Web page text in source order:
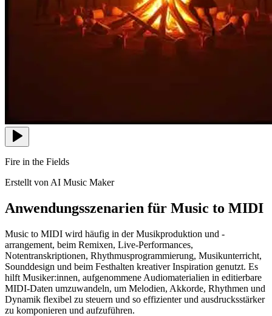
Fire in the Fields
Erstellt von AI Music Maker
Anwendungs­szenarien für Music to MIDI
Music to MIDI wird häufig in der Musikproduktion und -
arrangement, beim Remixen, Live-Performances,
Notentranskriptionen, Rhythmusprogrammierung, Musikunterricht,
Sounddesign und beim Festhalten kreativer Inspiration genutzt. Es
hilft Musiker:innen, aufgenommene Audiomaterialien in editierbare
MIDI-Daten umzuwandeln, um Melodien, Akkorde, Rhythmen und
Dynamik flexibel zu steuern und so effizienter und ausdrucksstärker
zu komponieren und aufzuführen.